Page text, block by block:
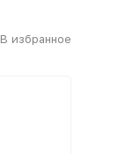
В избранное